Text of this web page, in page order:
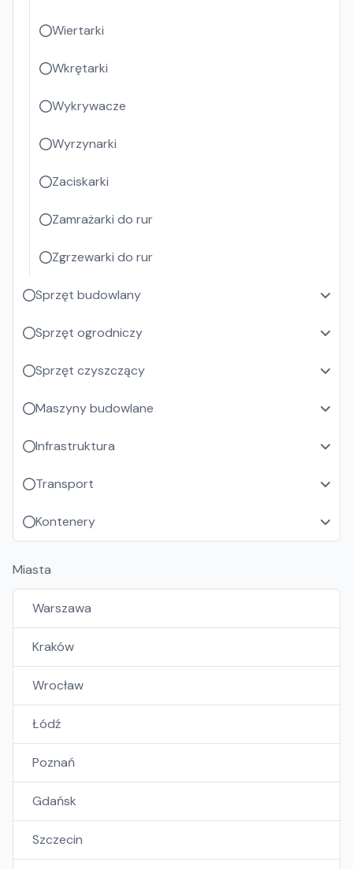
Wiertarki
Wkrętarki
Wykrywacze
Wyrzynarki
Zaciskarki
Zamrażarki do rur
Zgrzewarki do rur
Sprzęt budowlany
Sprzęt ogrodniczy
Sprzęt czyszczący
Maszyny budowlane
Infrastruktura
Transport
Kontenery
Miasta
Warszawa
Kraków
Wrocław
Łódź
Poznań
Gdańsk
Szczecin